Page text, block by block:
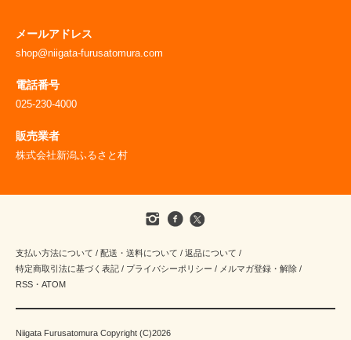
メールアドレス
shop@niigata-furusatomura.com
電話番号
025-230-4000
販売業者
株式会社新潟ふるさと村
支払い方法について / 配送・送料について / 返品について /
特定商取引法に基づく表記 / プライバシーポリシー / メルマガ登録・解除 /
RSS ・ ATOM
Niigata Furusatomura Copyright (C)2026